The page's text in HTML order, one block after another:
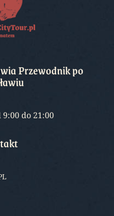
Przewodnik po
do 21:00